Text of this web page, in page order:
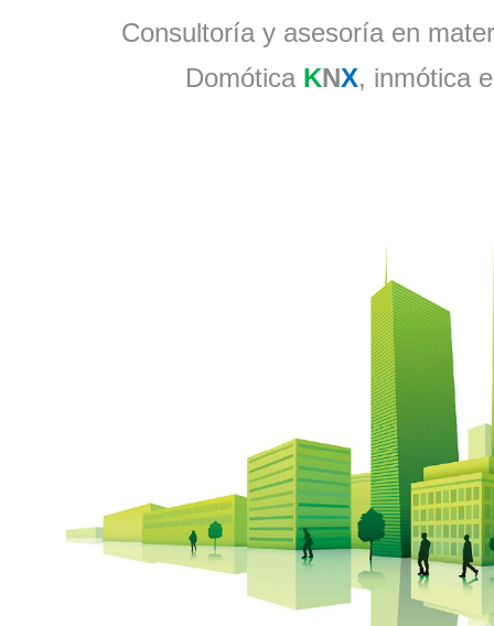
Consultoría y asesoría en
Domótica KNX, inmótica